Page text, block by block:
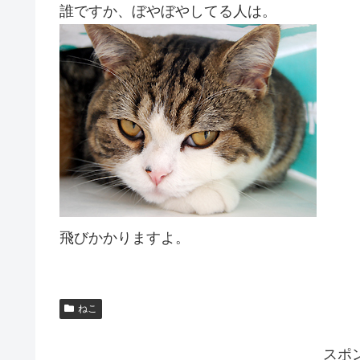
誰ですか、ぼやぼやしてる人は。
飛びかかりますよ。
ねこ
スポ